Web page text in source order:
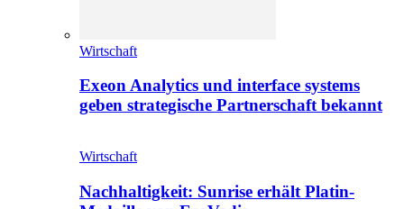
Wirtschaft
Exeon Analytics und interface systems
geben strategische Partnerschaft bekannt
Wirtschaft
Nachhaltigkeit: Sunrise erhält Platin-